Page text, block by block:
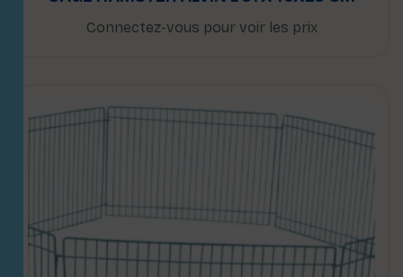
Connectez-vous pour voir les prix